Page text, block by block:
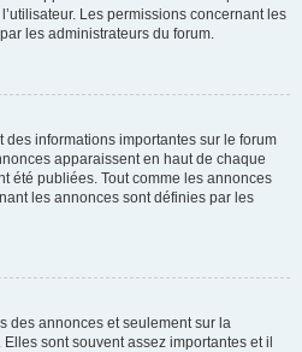
Les permissions concernant les
les administrateurs du forum.
informations importantes sur le forum
apparaissent en haut de chaque
été publiées. Tout comme les annonces
les annonces sont définies par les
des annonces et seulement sur la
sont souvent assez importantes et il